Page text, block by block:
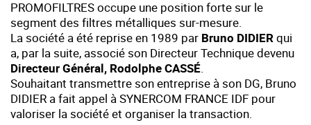
PROMOFILTRES occupe une position forte sur le
segment des filtres métalliques sur-mesure.
La société a été reprise en 1989 par Bruno DIDIERqui
a, par la suite, associé son Directeur Technique devenu
Directeur Général, Rodolphe CASSÉ.
Souhaitant transmettre son entreprise à son DG, Bruno
DIDIER a fait appel à SYNERCOM FRANCE IDF pour
valoriser la société et organiser la transaction.